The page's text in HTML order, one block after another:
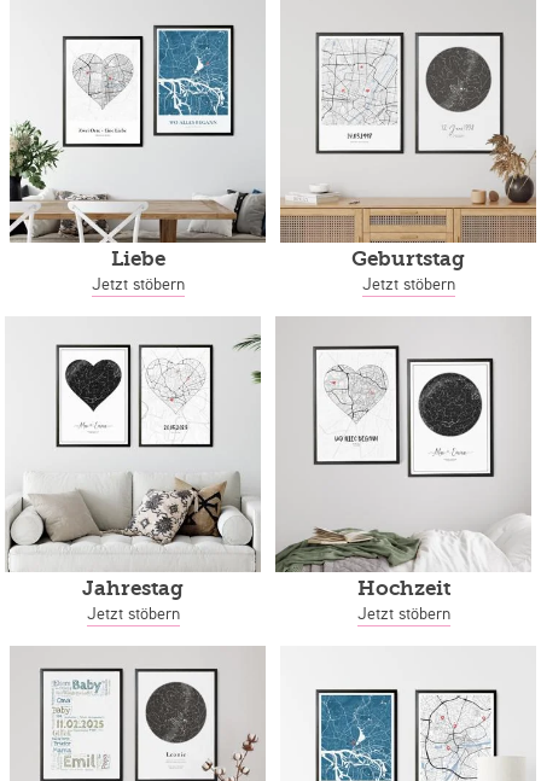
Liebe
Jetzt stöbern
Geburtstag
Jetzt stöbern
Jahrestag
Jetzt stöbern
Hochzeit
Jetzt stöbern